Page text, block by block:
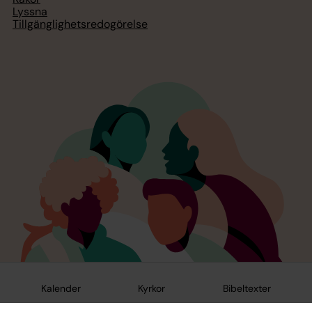
Kalender Kyrkor Bibeltexter
Lyssna
Tillgänglighetsredogörelse